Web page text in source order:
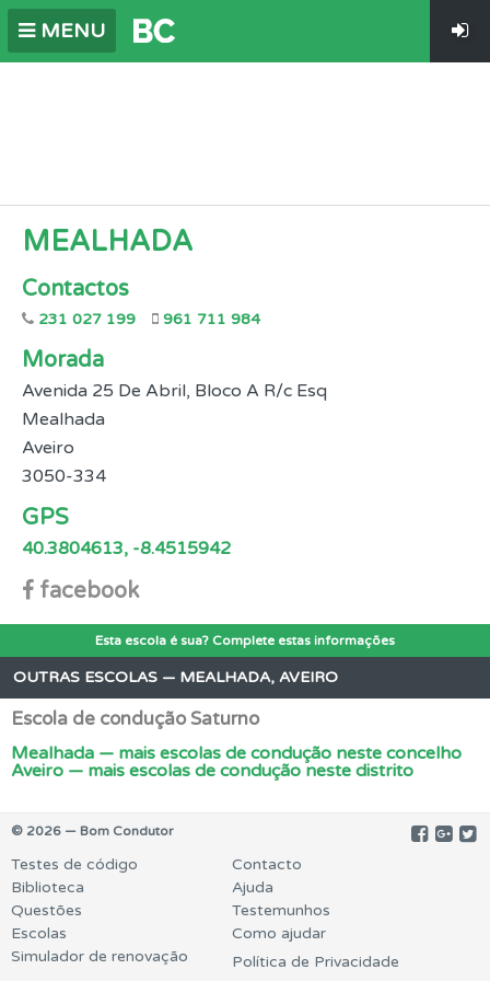
MENU
MEALHADA
Contactos
231 027 199 961 711 984
Morada
Avenida 25 De Abril, Bloco A R/c Esq
Mealhada
Aveiro
3050-334
GPS
40.3804613, -8.4515942
facebook
Esta escola é sua? Complete estas informações
OUTRAS ESCOLAS — MEALHADA, AVEIRO
Escola de condução Saturno
Mealhada — mais escolas de condução neste concelho
Aveiro — mais escolas de condução neste distrito
© 2026 — Bom Condutor
Testes de código
Biblioteca
Questões
Escolas
Simulador de renovação
Contacto
Ajuda
Testemunhos
Como ajudar
Política de Privacidade